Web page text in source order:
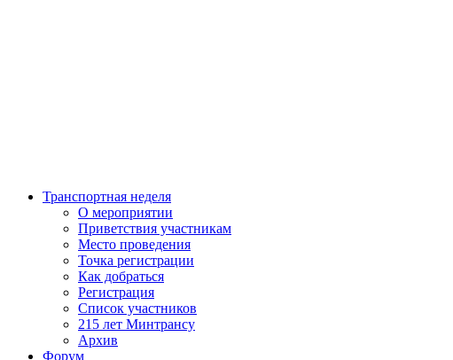
Транспортная неделя
О мероприятии
Приветствия участникам
Место проведения
Точка регистрации
Как добраться
Регистрация
Список участников
215 лет Минтрансу
Архив
Форум